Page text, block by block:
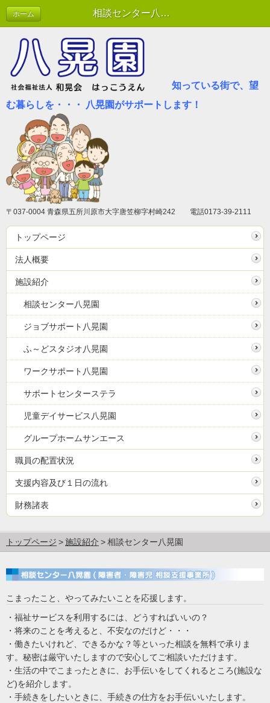
相談センター八晃園
ホーム
知っている街で、望
む暮らしを・・・ 八晃園がサポートします！
〒037-0004 青森県五所川原市大字唐笠柳字村崎242 電話0173-39-2111
トップページ
法人概要
施設紹介
相談センター八晃園
ジョブサポート八晃園
ふ～どスタジオ八晃園
ワークサポート八晃園
サポートセンターステラ
児童デイサービス八晃園
グループホームサンエース
職員の配置状況
支援内容及び１日の流れ
財務諸表
トップページ 施設紹介 相談センター八晃園
こまったこと、やってみたいことを応援します。
・福祉サービスを利用するには、どうすればいいの？
・将来のことを考えると、不安なのだけど・・・
・働きたいけれど、できるかな？等といった相談を無料で承りま
す。秘密は厳守いたしますので安心してご相談いただけます。
・生活の中でこまったときに、お手伝いをしてくれるところ(施設な
ど)を紹介します。
・手続きをしたいときに、手続きの仕方をお手伝いいたします。